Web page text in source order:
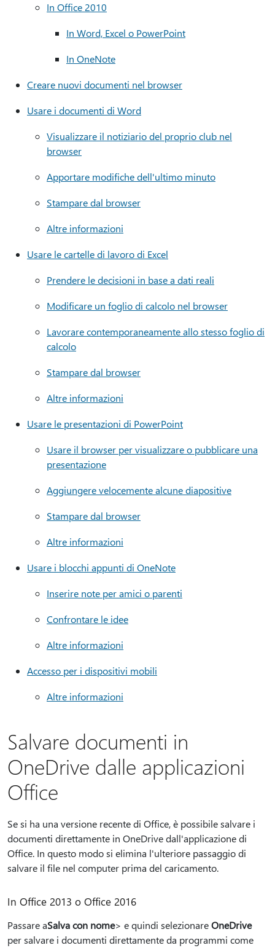
In Office 2010
In Word, Excel o PowerPoint
In OneNote
Creare nuovi documenti nel browser
Usare i documenti di Word
Visualizzare il notiziario del proprio club nel
browser
Apportare modifiche dell'ultimo minuto
Stampare dal browser
Altre informazioni
Usare le cartelle di lavoro di Excel
Prendere le decisioni in base a dati reali
Modificare un foglio di calcolo nel browser
Lavorare contemporaneamente allo stesso foglio di
calcolo
Stampare dal browser
Altre informazioni
Usare le presentazioni di PowerPoint
Usare il browser per visualizzare o pubblicare una
presentazione
Aggiungere velocemente alcune diapositive
Stampare dal browser
Altre informazioni
Usare i blocchi appunti di OneNote
Inserire note per amici o parenti
Confrontare le idee
Altre informazioni
Accesso per i dispositivi mobili
Altre informazioni
Salvare documenti in
OneDrive dalle applicazioni
Office
Se si ha una versione recente di Office, è possibile salvare i
documenti direttamente in OneDrive dall'applicazione di
Office. In questo modo si elimina l'ulteriore passaggio di
salvare il file nel computer prima del caricamento.
In Office 2013 o Office 2016
Passare aSalva con nome> e quindi selezionareOneDrive
per salvare i documenti direttamente da programmi come